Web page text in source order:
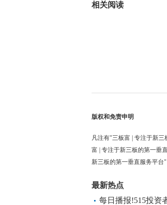
相关阅读
版权和免责申明
凡注有"三板富 | 专注于新
富 | 专注于新三板的第一垂
新三板的第一垂直服务平台
最新热点
每日播报!515投资